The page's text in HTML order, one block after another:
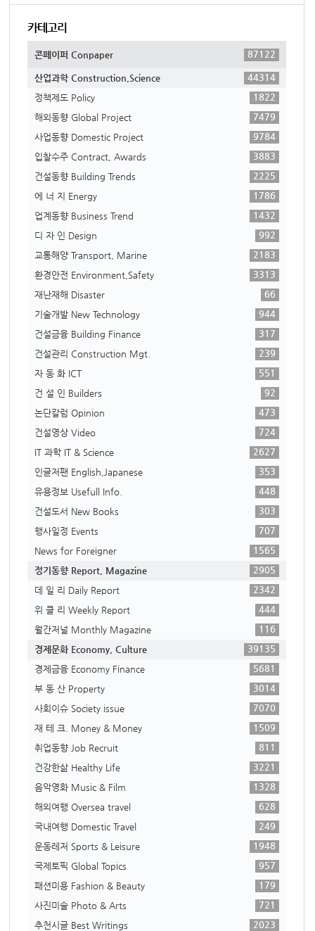
카테고리
콘페이퍼 Conpaper 87122
산업과학 Construction,Science
44314
정책제도 Policy
1822
해외동향 Global Project
7479
사업동향 Domestic Project
9784
입찰수주 Contract, Awards
3883
건설동향 Building Trends
2225
에 너 지 Energy
1786
업계동향 Business Trend
1432
디 자 인 Design
992
교통해양 Transport, Marine
2183
환경안전 Environment,Safety
3313
재난재해 Disaster
66
기술개발 New Technology
944
건설금융 Building Finance
317
건설관리 Construction Mgt.
239
자 동 화 ICT
551
건 설 인 Builders
92
논단칼럼 Opinion
473
건설영상 Video
724
IT 과학 IT & Science
2627
인글저팬 English,Japanese
353
유용정보 Usefull Info.
448
건설도서 New Books
303
행사일정 Events
707
News for Foreigner
1565
정기동향 Report, Magazine
2905
데 일 리 Daily Report
2342
위 클 리 Weekly Report
444
월간저널 Monthly Magazine
116
경제문화 Economy, Culture
39135
경제금융 Economy Finance
5681
부 동 산 Property
3014
사회이슈 Society issue
7070
재 테 크. Money & Money
1509
취업동향 Job Recruit
811
건강한삶 Healthy Life
3221
음악영화 Music & Film
1328
해외여행 Oversea travel
628
국내여행 Domestic Travel
249
운동레저 Sports & Leisure
1948
국제토픽 Global Topics
957
패션미용 Fashion & Beauty
179
사진미술 Photo & Arts
721
추천시글 Best Writings
2023